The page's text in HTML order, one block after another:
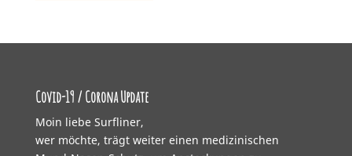
Covid-19 / Corona Update
Moin liebe Surfliner,
wer möchte, trägt weiter einen medizinischen